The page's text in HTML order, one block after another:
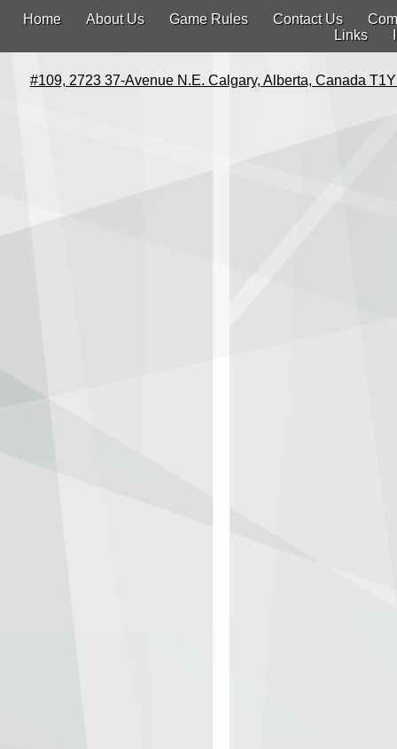
Home About Us Game Rules Contact Us
Links
#109, 2723 37-Avenue N.E. Calgary, Alberta, Canada